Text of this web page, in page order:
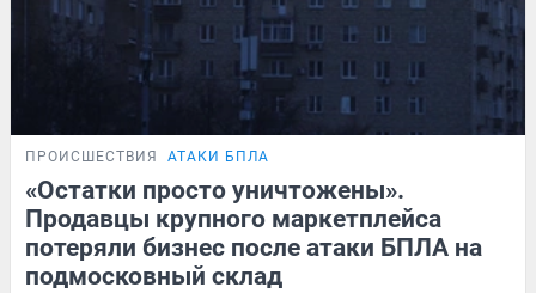
ПРОИСШЕСТВИЯ АТАКИ БПЛА
«Остатки просто уничтожены».
Продавцы крупного маркетплейса
потеряли бизнес после атаки БПЛА на
подмосковный склад